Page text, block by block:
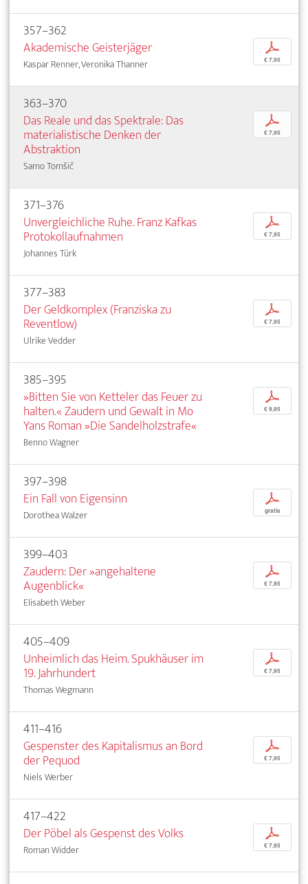
357–362
Akademische Geisterjäger
Kaspar Renner, Veronika Thanner
p
€ 7,95
363–370
Das Reale und das Spektrale: Das
materialistische Denken der
Abstraktion
Samo Tomšič
p
€ 7,95
371–376
Unvergleichliche Ruhe. Franz Kafkas
Protokollaufnahmen
Johannes Türk
p
€ 7,95
377–383
Der Geldkomplex (Franziska zu
Reventlow)
Ulrike Vedder
p
€ 7,95
385–395
»Bitten Sie von Ketteler das Feuer zu
halten.« Zaudern und Gewalt in Mo
Yans Roman »Die Sandelholzstrafe«
Benno Wagner
p
€ 9,95
397–398
Ein Fall von Eigensinn
Dorothea Walzer
p
gratis
399–403
Zaudern: Der »angehaltene
Augenblick«
Elisabeth Weber
p
€ 7,95
405–409
Unheimlich das Heim. Spukhäuser im
19. Jahrhundert
Thomas Wegmann
p
€ 7,95
411–416
Gespenster des Kapitalismus an Bord
der Pequod
Niels Werber
p
€ 7,95
417–422
Der Pöbel als Gespenst des Volks
Roman Widder
p
€ 7,95